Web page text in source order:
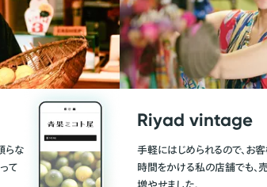
らな
て
Riyad vintage
手軽にはじめられるので、お
時間をかける私の店舗でも、